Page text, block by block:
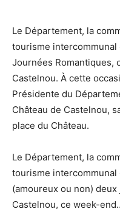
Le Département, la
tourisme
Journées Romantiques,
Castelnou. À cette
Présidente du
Château de Castelnou,
place du Château.
Le Département, la
tourisme
(amoureux ou non)
Castelnou, ce week-